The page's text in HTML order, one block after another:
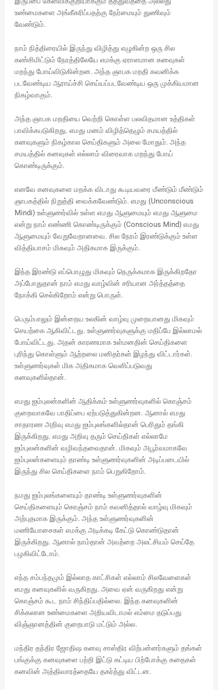
உண்மைகளை அங்கீகரிப்பதற்கு நேர்மையும் துணிவும்
வேண்டும்.
நாம் நித்திரையில் இருந்து விழித்து எழுகின்ற ஒரு சில
கண்சிமிட்டும் நேரத்திலேயே எமக்கு ஏராளமான கனவுகள்
மறந்து போய்விடுகின்றன. அந்த ஞாபக மறதி கவனிக்க
படவேண்டிய ஆராய்ச்சி செய்யப்படவேண்டிய ஒரு முக்கியமான
நிகழ்வாகும்.
அந்த ஞாபக மறதியை வெற்றி கொள்ள பலவிதமான உத்திகள்
பாவிக்கபடுகிறது. எமது மனம் விழித்தெழும் சமயத்தில்
கனவுகளும் நிகழ்கால செய்திகளும் அலை மோதும். அந்த
சமயத்தில் கனவுகள் எல்லாம் விரைவாக மறந்து போய்
கொண்டிருக்கும்.
எனவே கனவுகளை மறக்க விடாது கூடியவரை மீண்டும் மீண்டும்
ஞாபகத்தில் நிறுத்தி வைக்கவேண்டும். எமது (Unconscious
Mindi) உள்ளுணர்வில் உள்ள எமது ஆளுமையும் எமது ஆளுமை
என்று நாம் எண்ணி கொண்டிருக்கும் (Conscious Mind) எமது
ஆளுமையும் வேறுவேறானவை. சில நேரம் இரண்டுக்கும் உள்ள
வித்தியாசம் மிகவும் அதிகமாக இருக்கும்.
இந்த இரண்டு எப்பொழுது மிகவும் நெருக்கமாக இருக்கிறதோ
அப்போதுதான் நாம் எமது வாழ்வின் சரியான அர்த்தத்தை
நோக்கி செல்கிறோம் என்று பொருள்.
பெரும்பாலும் இன்றைய உலகின் வாழ்வு முறையானது மிகவும்
செயற்கை ஆகிவிட்டது. உள்ளுணர்வுகளுக்கு மதிப்பே இல்லாமல்
போய்விட்டது. அதன் காரணமாக உள்மனதின் செய்திகளை
புரிந்து கொள்ளும் ஆற்றலை மனிதர்கள் இழந்து விட்டார்கள்.
உள்ளுணர்வுகள் மிக அதிகமாக வெளிப்படுவது
கனவுகளில்தான்.
எமது ஐம்புலன்களின் ஆதிக்கம் உள்ளுணர்வுகளில் கொஞ்சம்
குறைவாகவே பாதிப்பை ஏற்படுத்துகின்றன. ஆனால் எமது
சாதாரண அறிவு எமது ஐம்புலங்களில்தான் பெரிதும் தங்கி
இருக்கிறது. எமது அறிவு தரும் செய்திகள் எல்லாமே
ஐம்புலன்களின் வழிவந்தவைதான். மிகவும் அபூர்வமாகவே
ஐம்புலன்களையும் தாண்டி உள்ளுணர்வுகளின் அடிப்படையில்
இருந்து சில செய்திகளை நாம் பெறுகிறோம்.
நமது ஐம்புலங்களையும் தாண்டி உள்ளுணர்வுகளின்
செய்திகளையும் கொஞ்சம் நாம் கவனித்தால் வாழ்வு மிகவும்
அற்புதமாக இருக்கும். அந்த உள்ளுணர்வுகளின்
மணியோசைகள் எமக்கு அடிக்கடி கேட்டு கொண்டுதான்
இருக்கிறது. ஆனால் நாம்தான் அவற்றை அலட்சியம் செய்தே
பழகிவிட்டோம்.
எந்த சம்பந்தமும் இல்லாத காட்சிகள் எல்லாம் சிலவேளைகள்
எமது கனவுகளில் வருகிறது. அவை ஏன் வருகிறது என்று
கொஞ்சம் கூட நாம் சிந்திப்பதில்லை. இந்த கனவுகளின்
சிக்கலான உண்மைகளை அறியவிடாமல் எம்மை தடுப்பது
விஞ்ஞானத்தின் குறைபாடு மட்டும் அல்ல.
மந்திர தந்திர ஜோதிஷ கனவு சாஸ்திர விற்பன்னர்களும் தங்கள்
பங்குக்கு கனவுகளை பற்றி இட்டு கட்டிய பிற்போக்கு கதைகள்
கனவின் அத்திவாரத்தையே தகர்த்து விட்டன.